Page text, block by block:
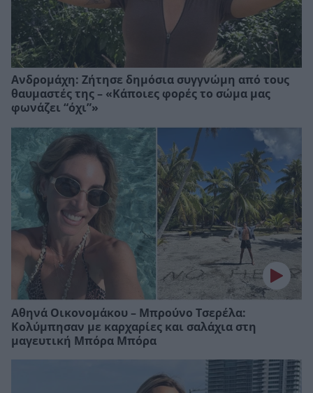
Ανδρομάχη: Ζήτησε δημόσια συγγνώμη από τους
θαυμαστές της – «Κάποιες φορές το σώμα μας
φωνάζει “όχι”»
Αθηνά Οικονομάκου – Μπρούνο Τσερέλα:
Κολύμπησαν με καρχαρίες και σαλάχια στη
μαγευτική Μπόρα Μπόρα